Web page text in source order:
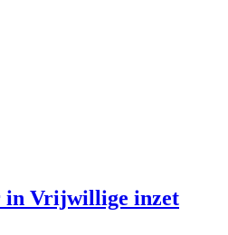
in Vrijwillige inzet